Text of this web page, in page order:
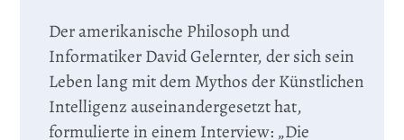
Der amerikanische Philosoph und
Informatiker David Gelernter, der sich sein
Leben lang mit dem Mythos der Künstlichen
Intelligenz auseinandergesetzt hat,
formulierte in einem Interview: „Die